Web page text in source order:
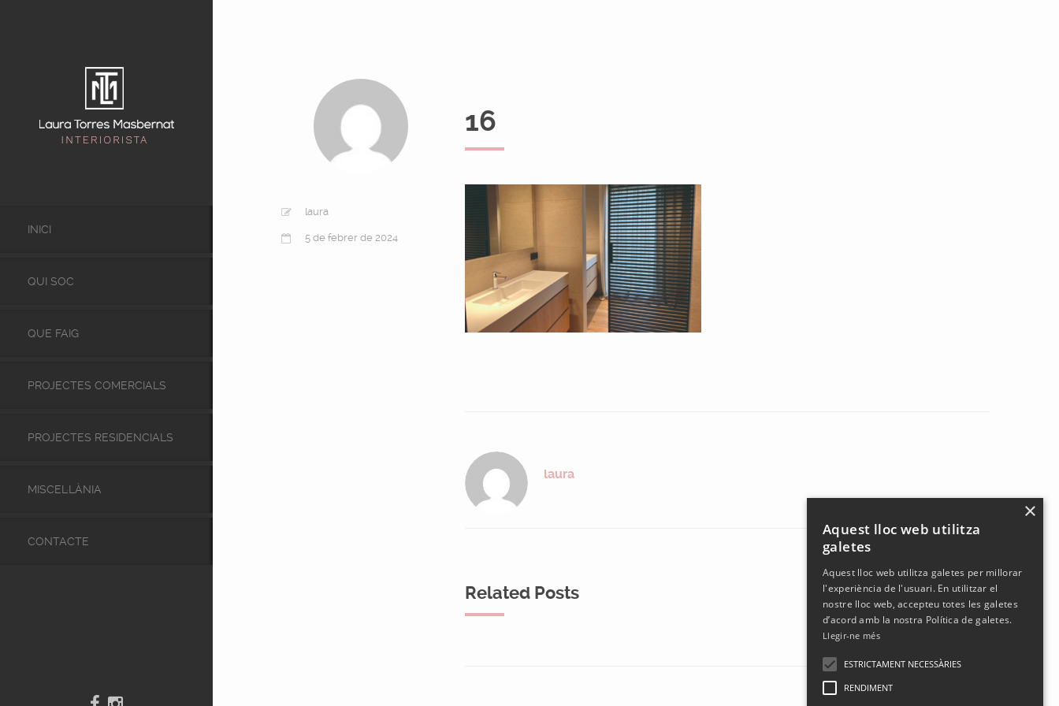
INICI
QUI SOC
QUE FAIG
PROJECTES COMERCIALS
PROJECTES RESIDENCIALS
MISCEL·LÀNIA
CONTACTE
laura
5 de febrer de 2024
16
laura
Related Posts
×
Aquest lloc web utilitza
galetes
Aquest lloc web utilitza galetes per millorar
l'experiència de l'usuari. En utilitzar el
nostre lloc web, accepteu totes les galetes
d’acord amb la nostra Política de galetes.
Llegir-ne més
ESTRICTAMENT NECESSÀRIES
RENDIMENT